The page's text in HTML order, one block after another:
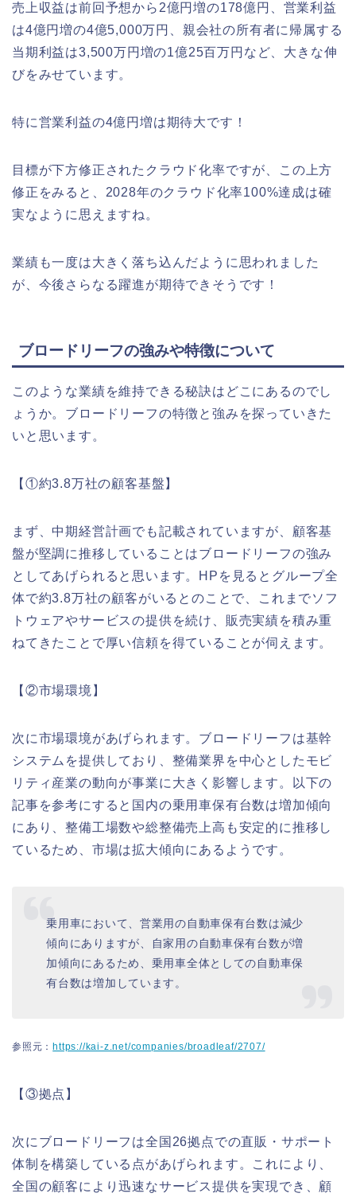
売上収益は前回予想から2億円増の178億円、営業利益
は4億円増の4億5,000万円、親会社の所有者に帰属する
当期利益は3,500万円増の1億25百万円など、大きな伸
びをみせています。
特に営業利益の4億円増は期待大です！
目標が下方修正されたクラウド化率ですが、この上方
修正をみると、2028年のクラウド化率100%達成は確
実なように思えますね。
業績も一度は大きく落ち込んだように思われました
が、今後さらなる躍進が期待できそうです！
ブロードリーフの強みや特徴について
このような業績を維持できる秘訣はどこにあるのでし
ょうか。ブロードリーフの特徴と強みを探っていきた
いと思います。
【①約3.8万社の顧客基盤】
まず、中期経営計画でも記載されていますが、顧客基
盤が堅調に推移していることはブロードリーフの強み
としてあげられると思います。HPを見るとグループ全
体で約3.8万社の顧客がいるとのことで、これまでソフ
トウェアやサービスの提供を続け、販売実績を積み重
ねてきたことで厚い信頼を得ていることが伺えます。
【②市場環境】
次に市場環境があげられます。ブロードリーフは基幹
システムを提供しており、整備業界を中心としたモビ
リティ産業の動向が事業に大きく影響します。以下の
記事を参考にすると国内の乗用車保有台数は増加傾向
にあり、整備工場数や総整備売上高も安定的に推移し
ているため、市場は拡大傾向にあるようです。
乗用車において、営業用の自動車保有台数は減少
傾向にありますが、自家用の自動車保有台数が増
加傾向にあるため、乗用車全体としての自動車保
有台数は増加しています。
参照元： https://kai-z.net/companies/broadleaf/2707/
【③拠点】
次にブロードリーフは全国26拠点での直販・サポート
体制を構築している点があげられます。これにより、
全国の顧客により迅速なサービス提供を実現でき、顧